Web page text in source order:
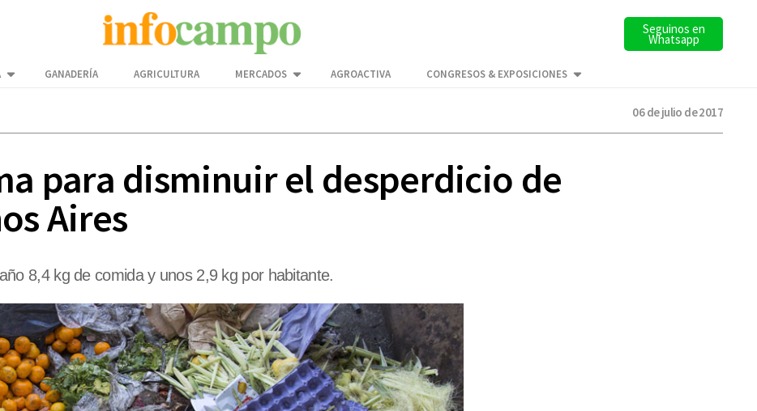
Seguinos en
Whatsapp
GANADERÍA AGRICULTURA MERCADOS AGROACTIVA CONGRESOS & EXPOSICIONES
06 de julio de 2017
para disminuir el desperdicio de
Aires
8,4 kg de comida y unos 2,9 kg por habitante.